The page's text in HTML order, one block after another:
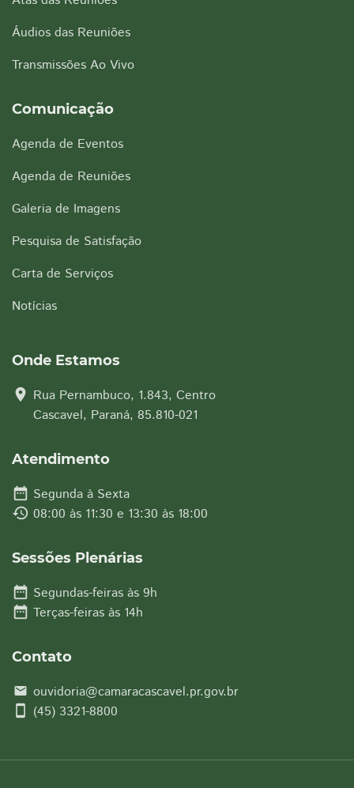
Áudios das Reuniões
Transmissões Ao Vivo
Comunicação
Agenda de Eventos
Agenda de Reuniões
Galeria de Imagens
Pesquisa de Satisfação
Carta de Serviços
Notícias
Onde Estamos
location_on Rua Pernambuco, 1.843, Centro
Cascavel, Paraná, 85.810-021
Atendimento
date_range Segunda à Sexta
history 08:00 às 11:30 e 13:30 às 18:00
Sessões Plenárias
date_range Segundas-feiras às 9h
date_range Terças-feiras às 14h
Contato
email ouvidoria@camaracascavel.pr.gov.br
smartphone (45) 3321-8800